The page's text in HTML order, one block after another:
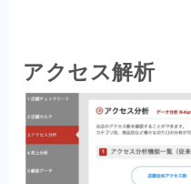
アクセス解析